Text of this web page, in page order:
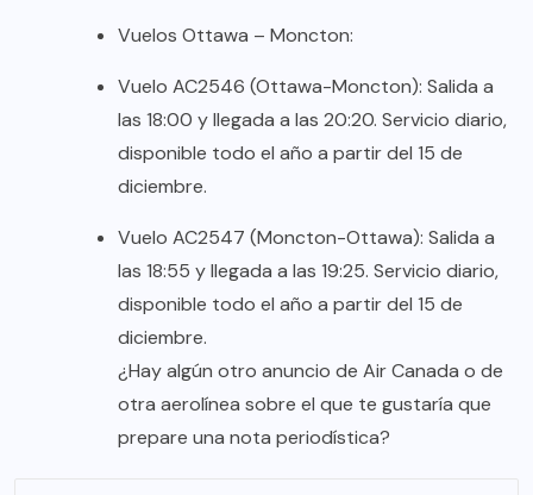
Vuelos Ottawa – Moncton:
Vuelo AC2546 (Ottawa-Moncton): Salida a
las 18:00 y llegada a las 20:20. Servicio diario,
disponible todo el año a partir del 15 de
diciembre.
Vuelo AC2547 (Moncton-Ottawa): Salida a
las 18:55 y llegada a las 19:25. Servicio diario,
disponible todo el año a partir del 15 de
diciembre.
¿Hay algún otro anuncio de Air Canada o de
otra aerolínea sobre el que te gustaría que
prepare una nota periodística?